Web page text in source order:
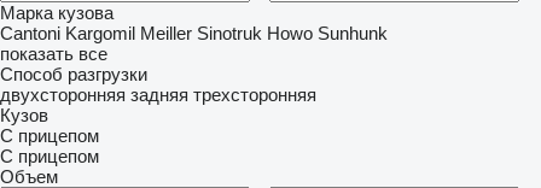
Марка кузова
Cantoni Kargomil Meiller Sinotruk Howo Sunhunk
показать все
Способ разгрузки
двухсторонняя задняя трехсторонняя
Кузов
С прицепом
С прицепом
Объем